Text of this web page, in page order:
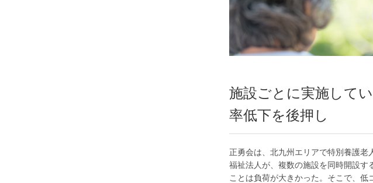
施設ごとに実施して
率低下を後押し
正勇会は、北九州エリアで特別養護
福祉法人が、複数の施設を同時開設す
ことは負荷が大きかった。そこで、